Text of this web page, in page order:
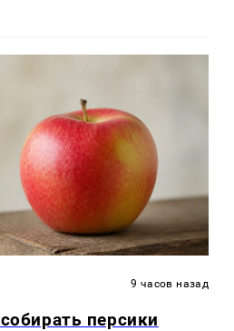
9 часов назад
персики